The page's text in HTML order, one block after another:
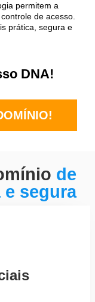
permitem a
de acesso.
prática, segura e
DNA!
de
segura